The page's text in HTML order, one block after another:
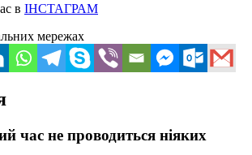
в ІНСТАГРАМ
мережах
час не проводиться ніяких